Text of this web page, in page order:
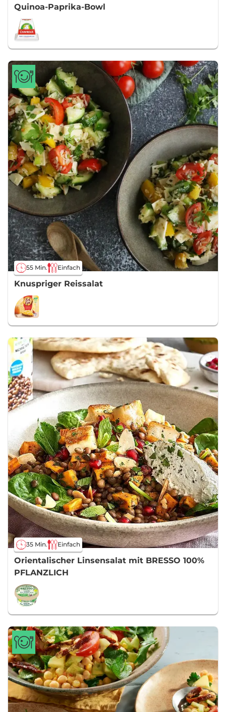
Quinoa-Paprika-Bowl
55 Min. Einfach
Knuspriger Reissalat
35 Min. Einfach
Orientalischer Linsensalat mit BRESSO 100%
PFLANZLICH